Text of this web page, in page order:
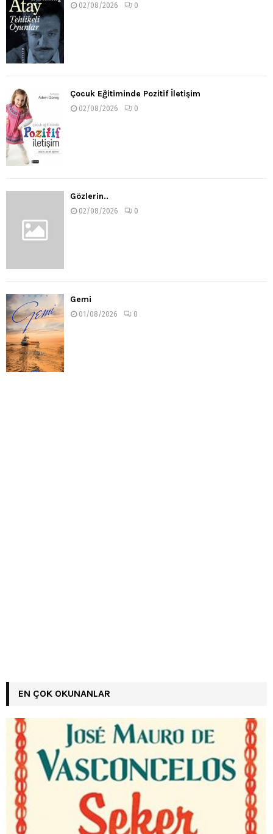
02/08/2026 0
Çocuk Eğitiminde Pozitif İletişim
02/08/2026 0
Gözlerin..
02/08/2026 0
Gemi
01/08/2026 0
EN ÇOK OKUNANLAR